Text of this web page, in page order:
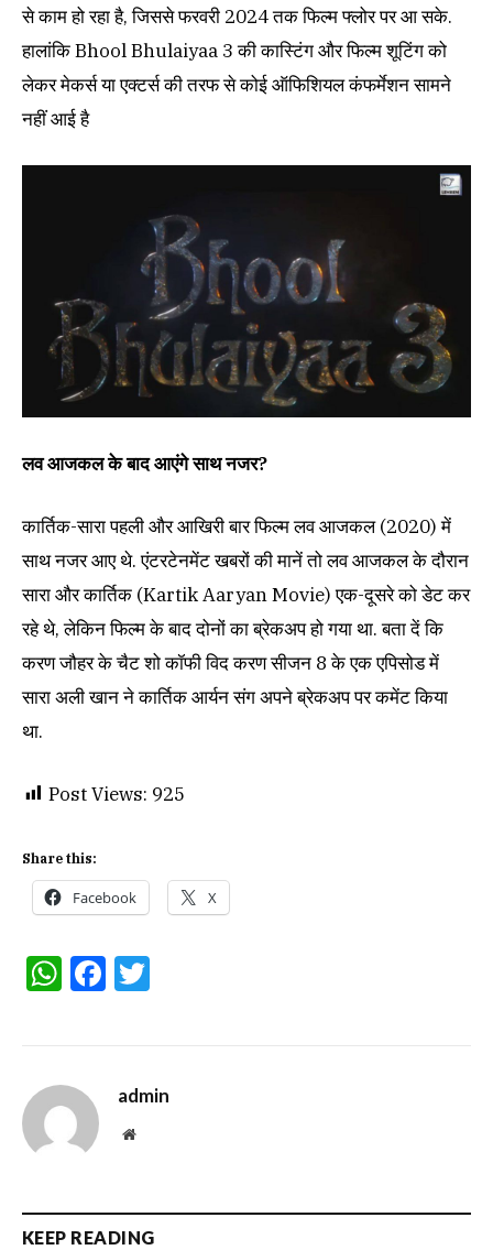
से काम हो रहा है, जिससे फरवरी 2024 तक फिल्म फ्लोर पर आ सके.
हालांकि Bhool Bhulaiyaa 3 की कास्टिंग और फिल्म शूटिंग को
लेकर मेकर्स या एक्टर्स की तरफ से कोई ऑफिशियल कंफर्मेशन सामने
नहीं आई है
लव आजकल के बाद आएंगे साथ नजर?
कार्तिक-सारा पहली और आखिरी बार फिल्म लव आजकल (2020) में
साथ नजर आए थे. एंटरटेनमेंट खबरों की मानें तो लव आजकल के दौरान
सारा और कार्तिक (Kartik Aaryan Movie) एक-दूसरे को डेट कर
रहे थे, लेकिन फिल्म के बाद दोनों का ब्रेकअप हो गया था. बता दें कि
करण जौहर के चैट शो कॉफी विद करण सीजन 8 के एक एपिसोड में
सारा अली खान ने कार्तिक आर्यन संग अपने ब्रेकअप पर कमेंट किया
था.
Post Views: 925
Share this:
Facebook X
WhatsApp
Facebook
admin
Website
KEEP READING